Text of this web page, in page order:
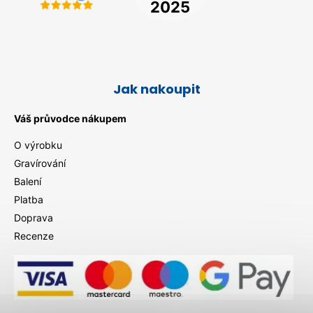
Jak nakoupit
Váš průvodce nákupem
O výrobku
Gravírování
Balení
Platba
Doprava
Recenze